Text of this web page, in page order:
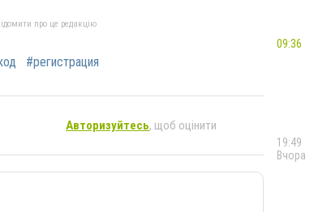
про це редакцію
#регистрация
Авторизуйтесь, щоб оцінити
09:36
19:49
Вчора